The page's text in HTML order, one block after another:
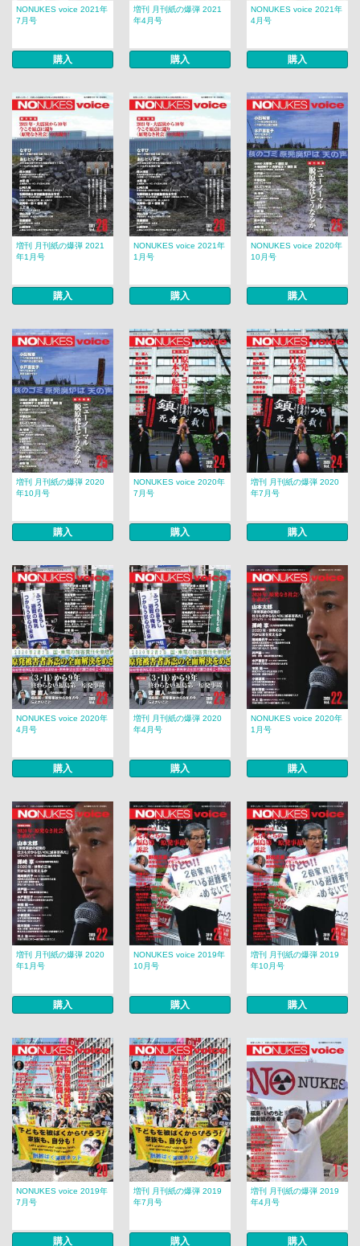
NONUKES voice 2021年
7月号
購入
増刊 月刊紙の爆弾 2021
年4月号
購入
NONUKES voice 2021年
4月号
購入
増刊 月刊紙の爆弾 2021
年1月号
購入
NONUKES voice 2021年
1月号
購入
NONUKES voice 2020年
10月号
購入
増刊 月刊紙の爆弾 2020
年10月号
購入
NONUKES voice 2020年
7月号
購入
増刊 月刊紙の爆弾 2020
年7月号
購入
NONUKES voice 2020年
4月号
購入
増刊 月刊紙の爆弾 2020
年4月号
購入
NONUKES voice 2020年
1月号
購入
増刊 月刊紙の爆弾 2020
年1月号
購入
NONUKES voice 2019年
10月号
購入
増刊 月刊紙の爆弾 2019
年10月号
購入
NONUKES voice 2019年
7月号
購入
増刊 月刊紙の爆弾 2019
年7月号
購入
増刊 月刊紙の爆弾 2019
年4月号
購入